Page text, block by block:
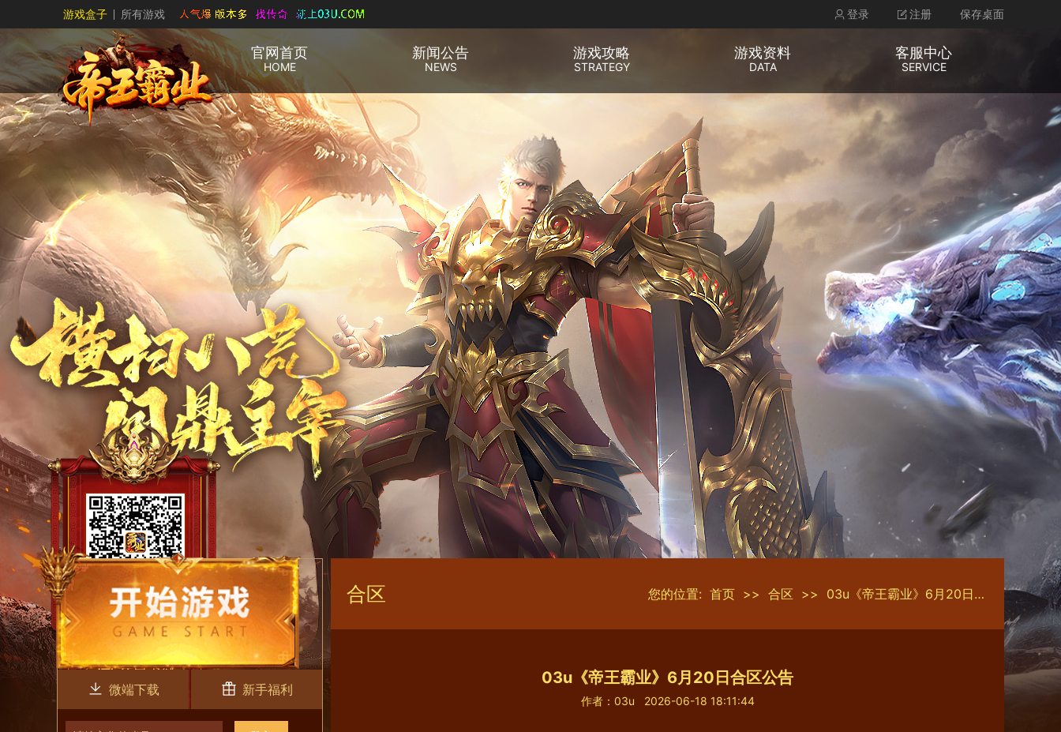
游戏盒子 所有游戏 登录 注册 保存桌面
官网首页
HOME
新闻公告
NEWS
游戏攻略
STRATEGY
游戏资料
DATA
客服中心
SERVICE
微端下载 新手福利
合区 您的位置: 首页 >> 合区 >> 03u《帝王霸业》6月20日合区公告
03u《帝王霸业》6月20日合区公告
作者：03u 2026-06-18 18:11:44